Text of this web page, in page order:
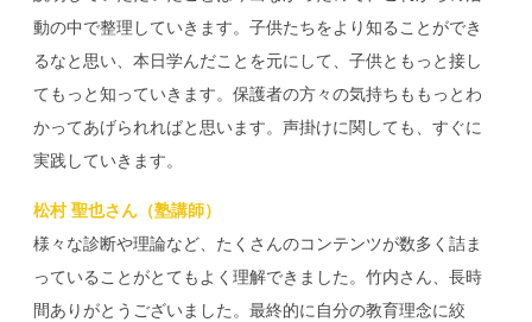
動の中で整理していきます。子供たちをより知ることができ
るなと思い、本日学んだことを元にして、子供ともっと接し
てもっと知っていきます。保護者の方々の気持ちももっとわ
かってあげられればと思います。声掛けに関しても、すぐに
実践していきます。
松村 聖也さん（塾講師）
様々な診断や理論など、たくさんのコンテンツが数多く詰ま
っていることがとてもよく理解できました。竹内さん、長時
間ありがとうございました。最終的に自分の教育理念に絞